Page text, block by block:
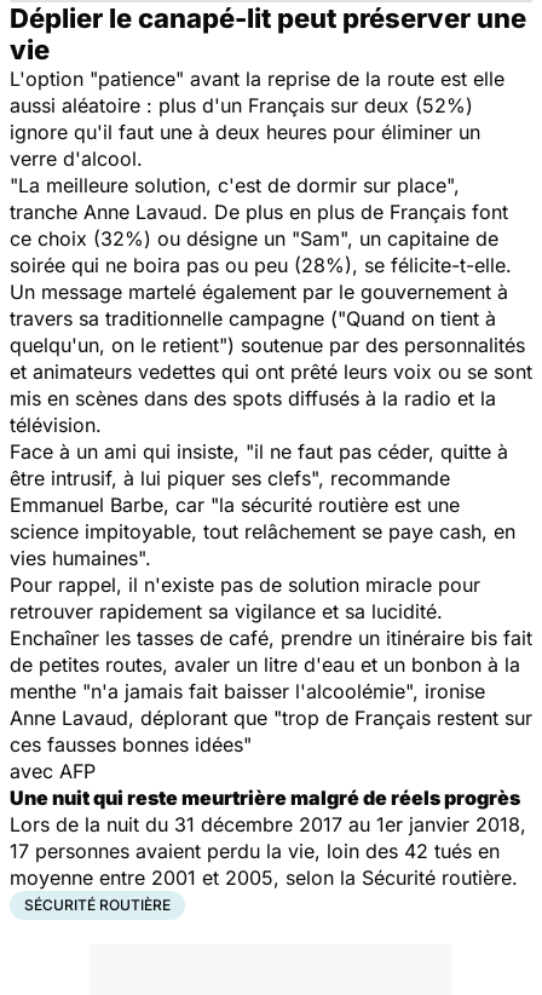
Déplier le canapé-lit peut préserver une
vie
L'option "patience" avant la reprise de la route est elle
aussi aléatoire : plus d'un Français sur deux (52%)
ignore qu'il faut une à deux heures pour éliminer un
verre d'alcool.
"La meilleure solution, c'est de dormir sur place",
tranche Anne Lavaud. De plus en plus de Français font
ce choix (32%) ou désigne un "Sam", un capitaine de
soirée qui ne boira pas ou peu (28%), se félicite-t-elle.
Un message martelé également par le gouvernement à
travers sa traditionnelle campagne ("Quand on tient à
quelqu'un, on le retient") soutenue par des personnalités
et animateurs vedettes qui ont prêté leurs voix ou se sont
mis en scènes dans des spots diffusés à la radio et la
télévision.
Face à un ami qui insiste, "il ne faut pas céder, quitte à
être intrusif, à lui piquer ses clefs", recommande
Emmanuel Barbe, car "la sécurité routière est une
science impitoyable, tout relâchement se paye cash, en
vies humaines".
Pour rappel, il n'existe pas de solution miracle pour
retrouver rapidement sa vigilance et sa lucidité.
Enchaîner les tasses de café, prendre un itinéraire bis fait
de petites routes, avaler un litre d'eau et un bonbon à la
menthe "n'a jamais fait baisser l'alcoolémie", ironise
Anne Lavaud, déplorant que "trop de Français restent sur
ces fausses bonnes idées"
avec AFP
Une nuit qui reste meurtrière malgré de réels progrès
Lors de la nuit du 31 décembre 2017 au 1er janvier 2018,
17 personnes avaient perdu la vie, loin des 42 tués en
moyenne entre 2001 et 2005, selon la Sécurité routière.
SÉCURITÉ ROUTIÈRE